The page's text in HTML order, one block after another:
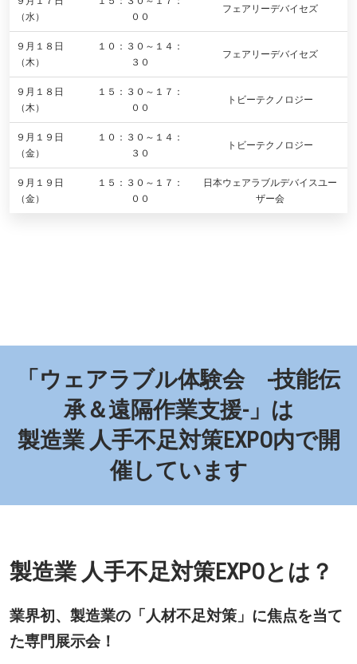
（水）
００
フェアリーデバイセズ
９月１８日
（木）
１０：３０～１４：
３０
フェアリーデバイセズ
９月１８日
（木）
１５：３０～１７：
００
トビーテクノロジー
９月１９日
（金）
１０：３０～１４：
３０
トビーテクノロジー
９月１９日
（金）
１５：３０～１７：
００
日本ウェアラブルデバイスユー
ザー会
「ウェアラブル体験会 -技能伝
承＆遠隔作業支援-」は
製造業 人手不足対策EXPO内で開
催しています
製造業 人手不足対策EXPOとは？
業界初、製造業の「人材不足対策」に焦点を当て
た専門展示会！